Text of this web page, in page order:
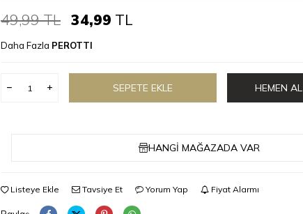
49,99TL 34,99 TL
Daha Fazla PEROTTI
SEPETE EKLE HEMEN AL
HANGI MAĞAZADA VAR
Listeye Ekle Tavsiye Et Yorum Yap Fiyat Alarmı